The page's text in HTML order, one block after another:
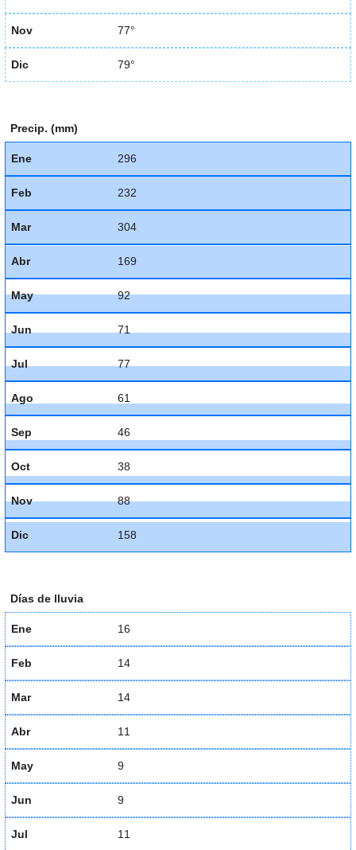
Nov 77°
Dic 79°
Precip. (mm)
Ene 296
Feb 232
Mar 304
Abr 169
May 92
Jun 71
Jul 77
Ago 61
Sep 46
Oct 38
Nov 88
Dic 158
Días de lluvia
Ene 16
Feb 14
Mar 14
Abr 11
May 9
Jun 9
Jul 11